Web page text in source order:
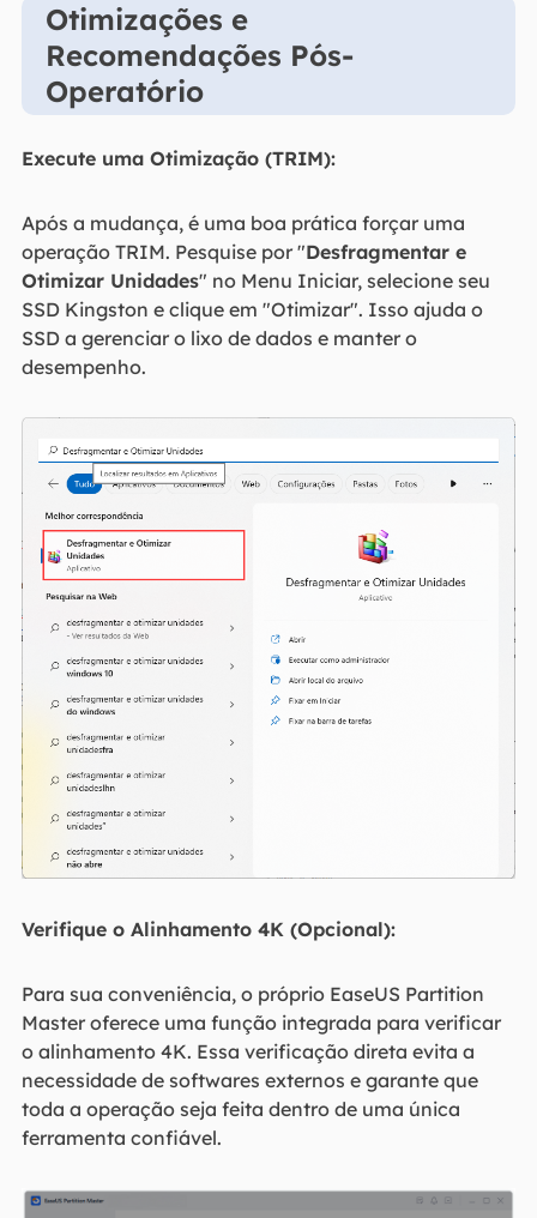
Otimizações e
Recomendações Pós-
Operatório
Execute uma Otimização (TRIM):
Após a mudança, é uma boa prática forçar uma
operação TRIM. Pesquise por "Desfragmentar e
Otimizar Unidades" no Menu Iniciar, selecione seu
SSD Kingston e clique em "Otimizar". Isso ajuda o
SSD a gerenciar o lixo de dados e manter o
desempenho.
Verifique o Alinhamento 4K (Opcional):
Para sua conveniência, o próprio EaseUS Partition
Master oferece uma função integrada para verificar
o alinhamento 4K. Essa verificação direta evita a
necessidade de softwares externos e garante que
toda a operação seja feita dentro de uma única
ferramenta confiável.